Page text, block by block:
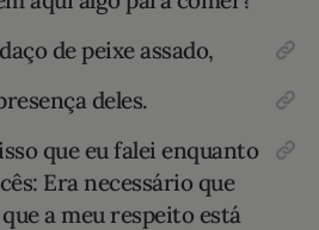
de peixe assado,
deles.
que eu falei enquanto
Era necessário que
a meu respeito está